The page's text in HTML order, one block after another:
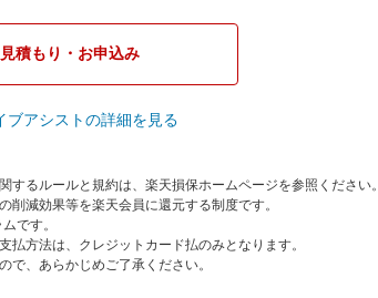
積もり・お申込み
ブアシストの詳細を見る
るルールと規約は、楽天損保ホームページを参照ください。
減効果等を楽天会員に還元する制度です。
です。
方法は、クレジットカード払のみとなります。
、あらかじめご了承ください。